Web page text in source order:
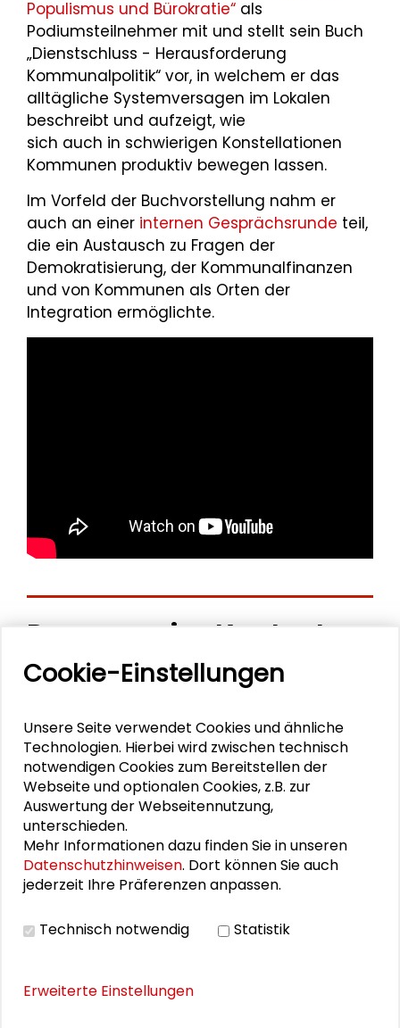
Populismus und Bürokratie“ als
Podiumsteilnehmer mit und stellt sein Buch
„Dienstschluss - Herausforderung
Kommunalpolitik“ vor, in welchem er das
alltägliche Systemversagen im Lokalen
beschreibt und aufzeigt, wie
sich auch in schwierigen Konstellationen
Kommunen produktiv bewegen lassen.
Im Vorfeld der Buchvorstellung nahm er
auch an einer internen Gesprächsrunde teil,
die ein Austausch zu Fragen der
Demokratisierung, der Kommunalfinanzen
und von Kommunen als Orten der
Integration ermöglichte.
Personen im Kontext
Bettina Brohmann
Alexander Gemeinhardt
Ulf Matthiesen
Monika Meyer
Klaus Töpfer
des Großen Konvents der Schader-
Cookie-Einstellungen
Unsere Seite verwendet Cookies und ähnliche
Technologien. Hierbei wird zwischen technisch
notwendigen Cookies zum Bereitstellen der
Webseite und optionalen Cookies, z.B. zur
Auswertung der Webseitennutzung,
unterschieden.
Mehr Informationen dazu finden Sie in unseren
Datenschutzhinweisen. Dort können Sie auch
jederzeit Ihre Präferenzen anpassen.
Technisch notwendig Statistik
Erweiterte Einstellungen